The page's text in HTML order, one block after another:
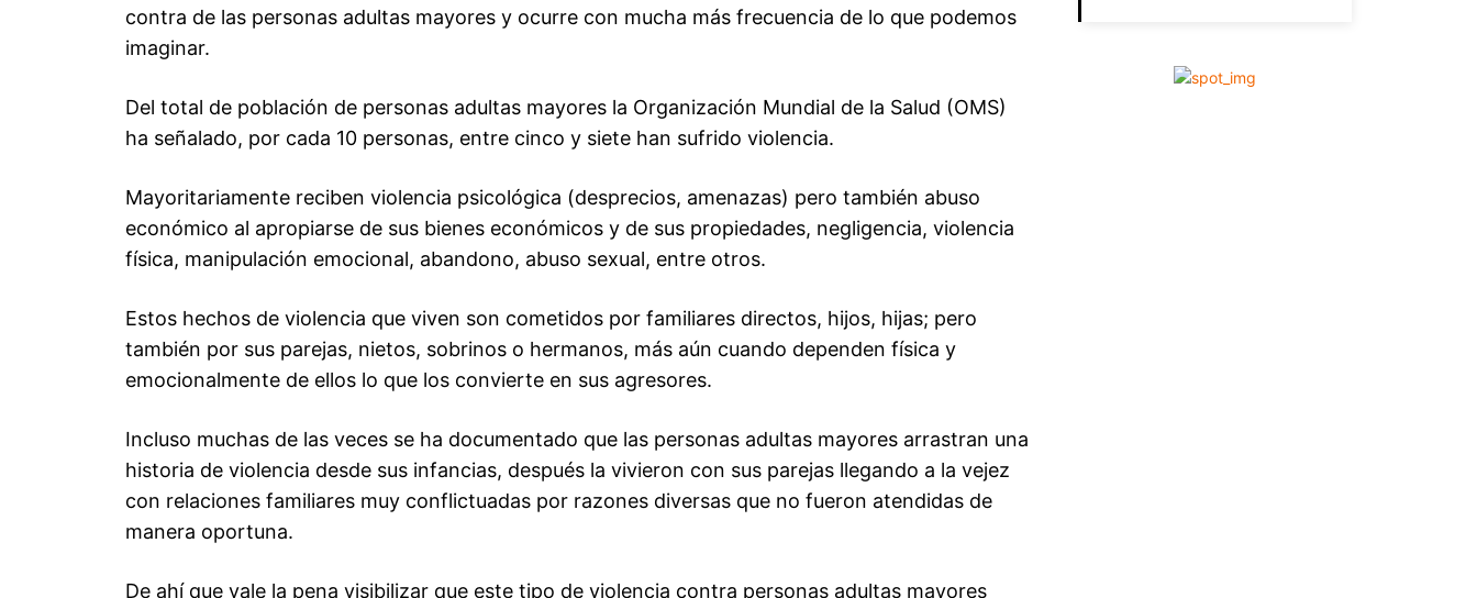
contra de las personas adultas mayores y ocurre con mucha más frecuencia de lo que podemos
imaginar.
Del total de población de personas adultas mayores la Organización Mundial de la Salud (OMS)
ha señalado, por cada 10 personas, entre cinco y siete han sufrido violencia.
Mayoritariamente reciben violencia psicológica (desprecios, amenazas) pero también abuso
económico al apropiarse de sus bienes económicos y de sus propiedades, negligencia, violencia
física, manipulación emocional, abandono, abuso sexual, entre otros.
Estos hechos de violencia que viven son cometidos por familiares directos, hijos, hijas; pero
también por sus parejas, nietos, sobrinos o hermanos, más aún cuando dependen física y
emocionalmente de ellos lo que los convierte en sus agresores.
Incluso muchas de las veces se ha documentado que las personas adultas mayores arrastran una
historia de violencia desde sus infancias, después la vivieron con sus parejas llegando a la vejez
con relaciones familiares muy conflictuadas por razones diversas que no fueron atendidas de
manera oportuna.
De ahí que vale la pena visibilizar que este tipo de violencia contra personas adultas mayores